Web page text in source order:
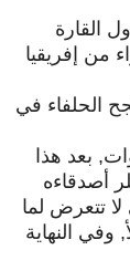
القارة
من إفريقيا
الحلفاء في
حب دام لسنوات, بعد هذا
بعد أن ودع هتلر أصدقاءه
تتعرض لما
النهاية